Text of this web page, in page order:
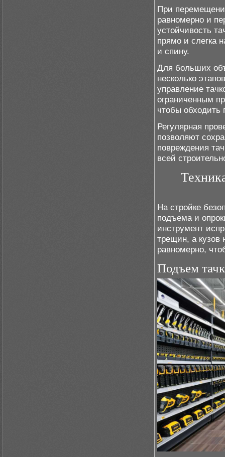
При
равномерно и
устойчивость
прямо и слегка
и спину.
Для больших
несколько
управление
ограниченным
чтобы обходить
Регулярная
позволяют
повреждения
всей
На стройке
подъема и
инструмент
трещин, а кузов
равномерно,
Подъем